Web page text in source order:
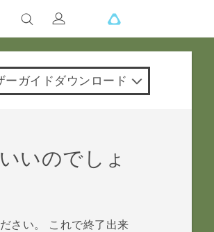
ーガイドダウンロード
いのでしょ
さい。 これで終了出来